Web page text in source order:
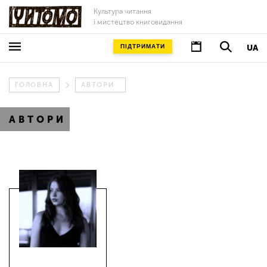
Культура читання
і мистецтво книговидання
UA
ПІДТРИМАТИ
ГОЛОВНА АВТОРИ
АВТОРИ